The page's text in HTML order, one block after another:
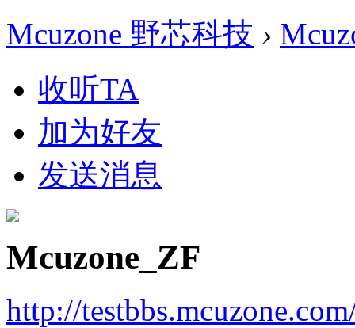
Mcuzone 野芯科技 ›
收听TA
加为好友
发送消息
Mcuzone_ZF
http://